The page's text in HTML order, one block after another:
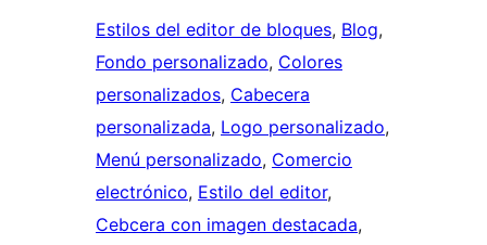
Estilos del editor de bloques, Blog
Fondo personalizado, Colores
personalizados, Cabecera
personalizada, Logo personalizado
Menú personalizado, Comercio
electrónico, Estilo del editor
Cebcera con imagen destacada